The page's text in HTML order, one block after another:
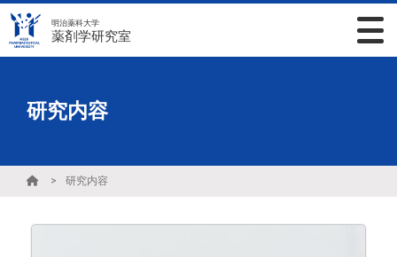
明治薬科大学
薬剤学研究室
研究内容
研究内容